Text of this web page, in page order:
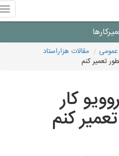
لوازم
مقالات هزاراستاد
تعمیر کنم
کار
کنم